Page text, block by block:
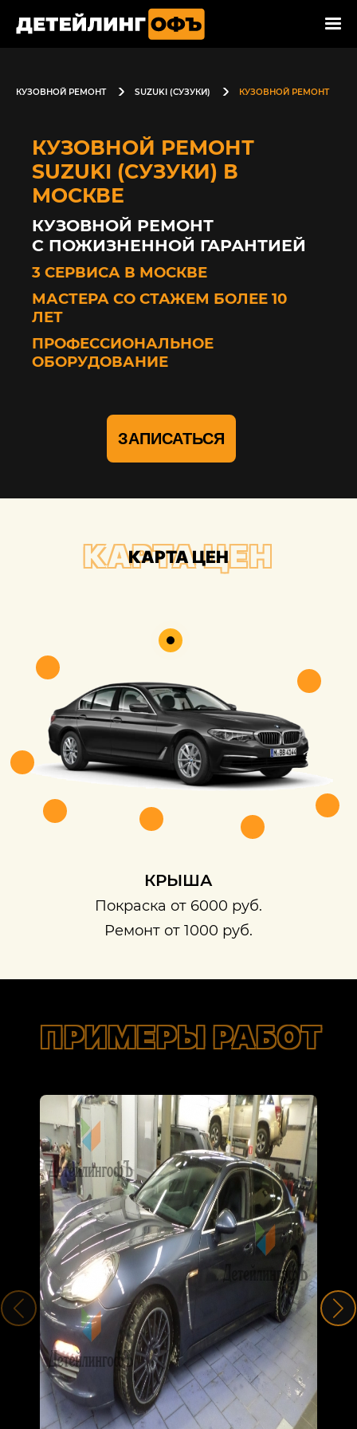
КУЗОВНОЙ РЕМОНТ SUZUKI (СУЗУКИ) КУЗОВНОЙ РЕМОНТ
КУЗОВНОЙ РЕМОНТ
SUZUKI (СУЗУКИ) В
МОСКВЕ
КУЗОВНОЙ РЕМОНТ
С ПОЖИЗНЕННОЙ ГАРАНТИЕЙ
3 СЕРВИСА В МОСКВЕ
МАСТЕРА СО СТАЖЕМ БОЛЕЕ 10
ЛЕТ
ПРОФЕССИОНАЛЬНОЕ
ОБОРУДОВАНИЕ
ЗАПИСАТЬСЯ
КАРТА ЦЕН
КАРТА ЦЕН
КРЫША
Покраска от 6000 руб.
Ремонт от 1000 руб.
ПРИМЕРЫ РАБОТ